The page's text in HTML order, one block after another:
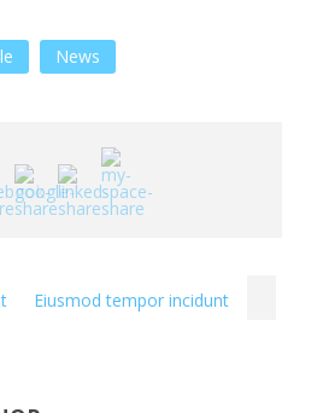
News
Eiusmod tempor incidunt